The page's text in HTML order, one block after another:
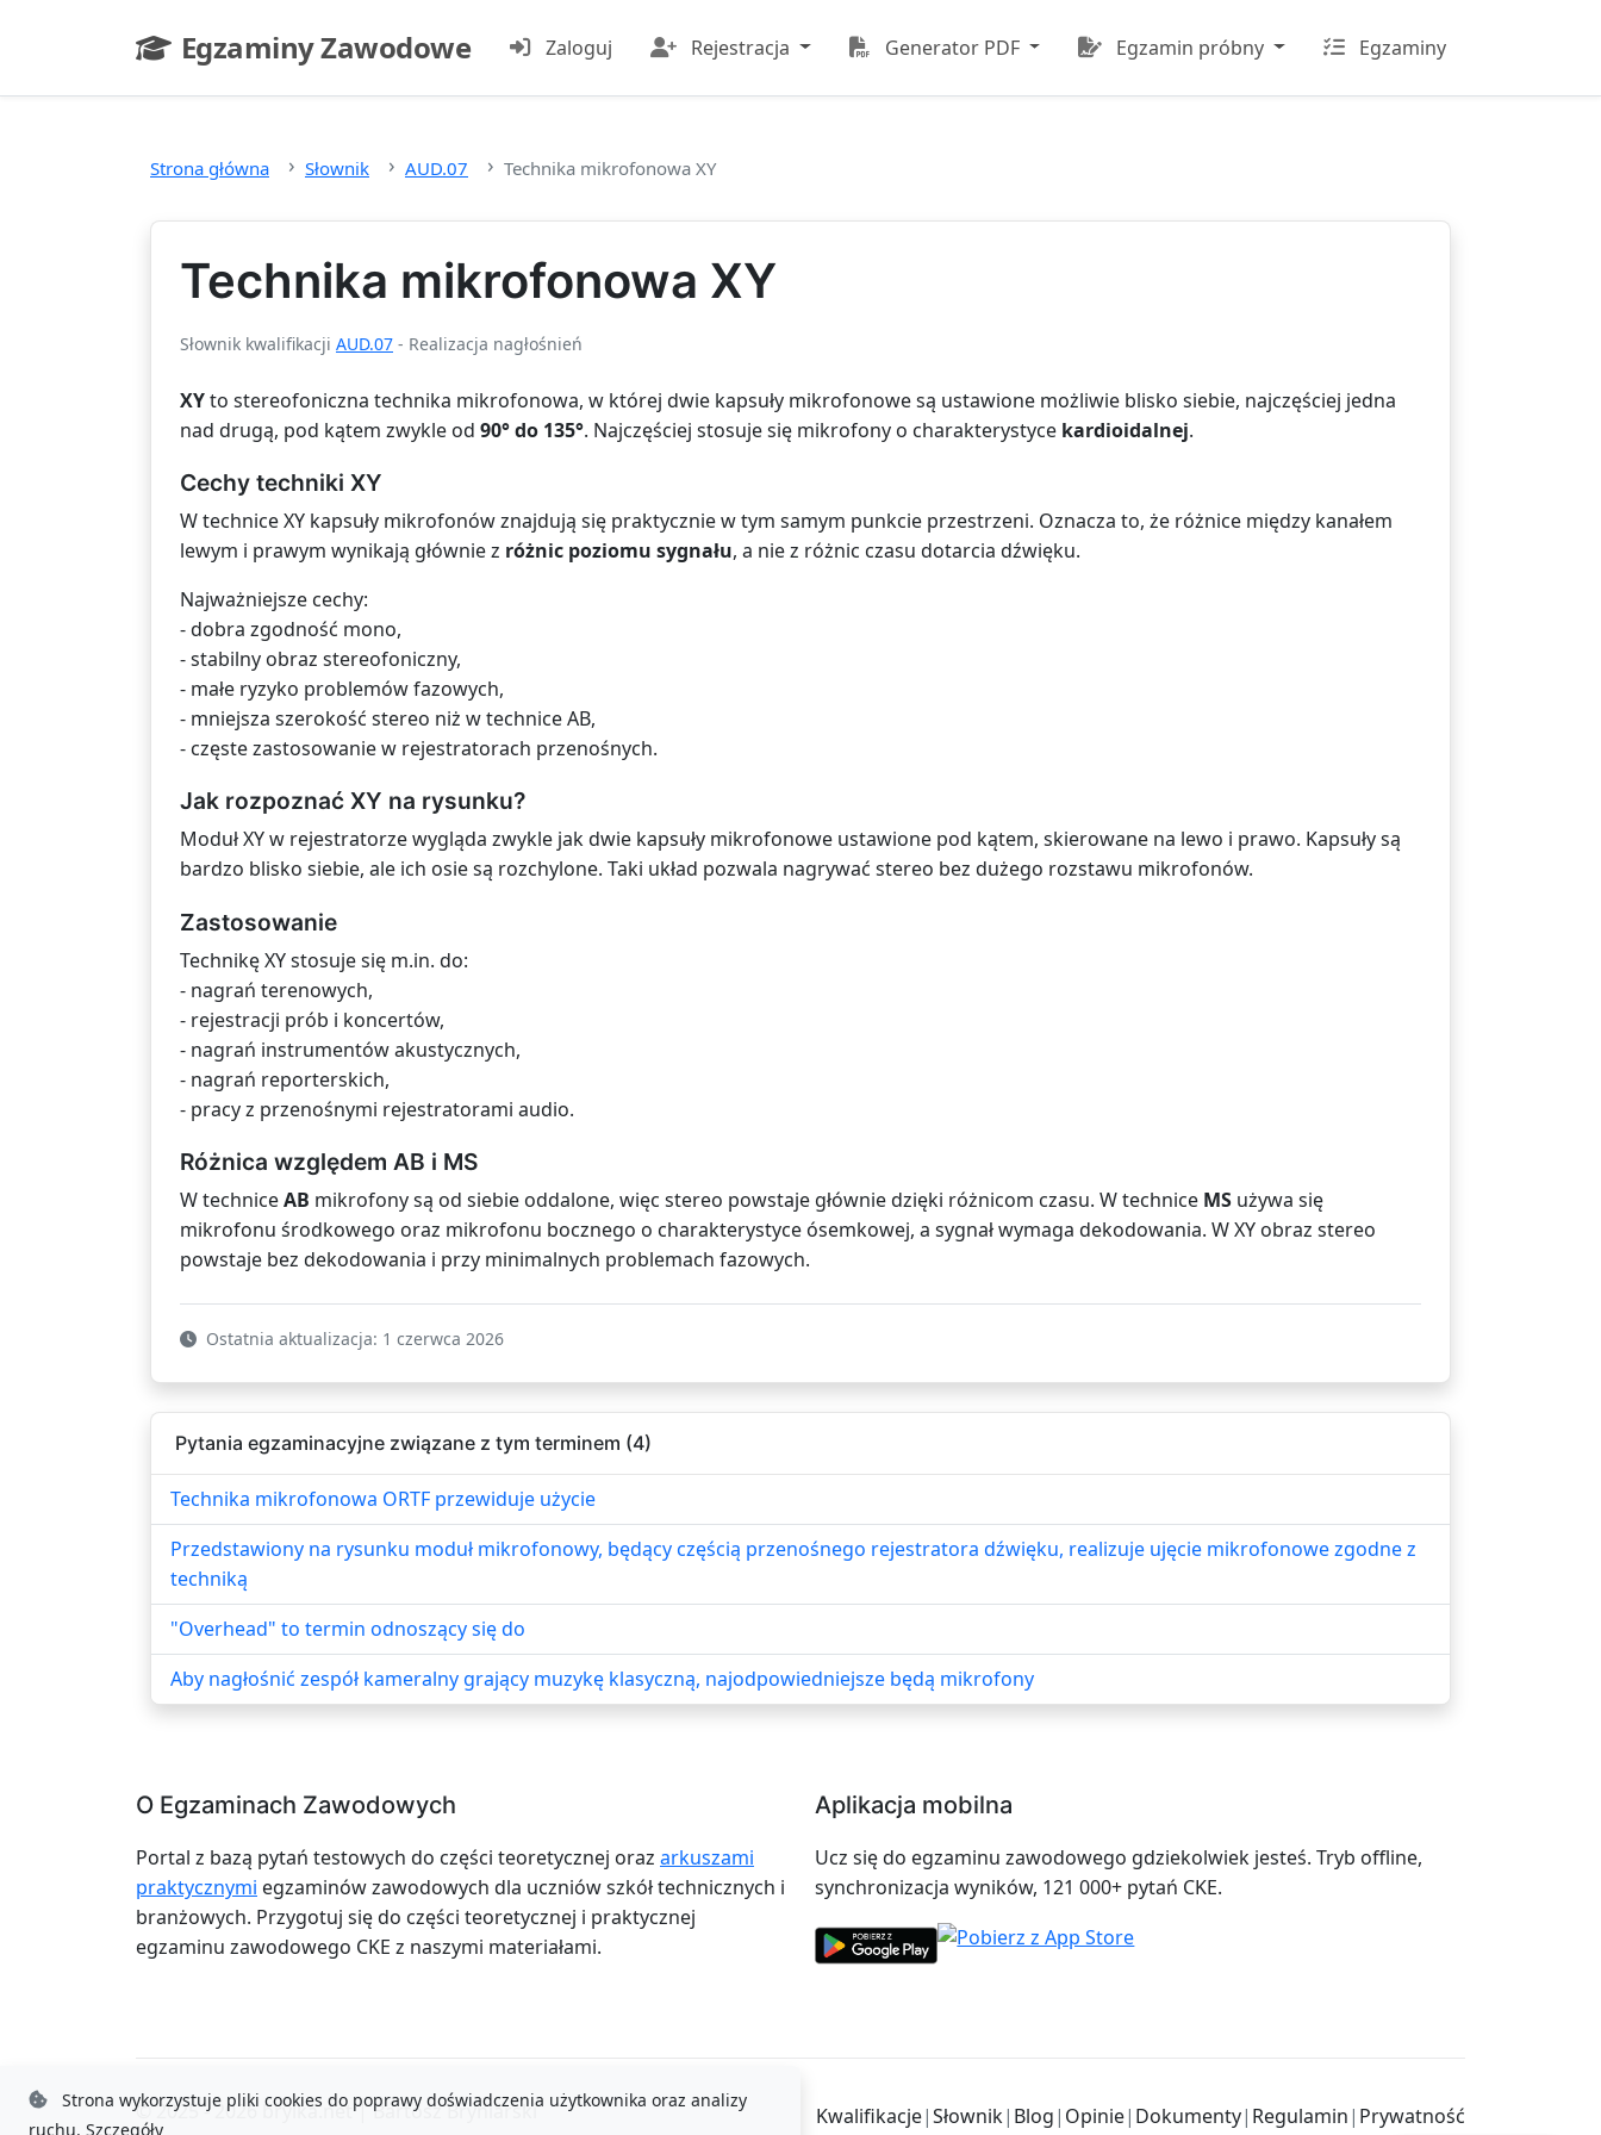
Egzaminy Zawodowe
- strona główna
Zaloguj Rejestracja Generator PDF Egzamin próbny Egzaminy
Strona główna Słownik AUD.07 Technika mikrofonowa XY
Technika mikrofonowa XY
Słownik kwalifikacji AUD.07 - Realizacja nagłośnień
XYto stereofoniczna technika mikrofonowa, w której dwie kapsuły mikrofonowe są ustawione możliwie blisko siebie, najczęściej jedna
nad drugą, pod kątem zwykle od 90° do 135°. Najczęściej stosuje się mikrofony o charakterystyce kardioidalnej.
Cechy techniki XY
W technice XY kapsuły mikrofonów znajdują się praktycznie w tym samym punkcie przestrzeni. Oznacza to, że różnice między kanałem
lewym i prawym wynikają głównie z różnic poziomu sygnału, a nie z różnic czasu dotarcia dźwięku.
Najważniejsze cechy:
- dobra zgodność mono,
- stabilny obraz stereofoniczny,
- małe ryzyko problemów fazowych,
- mniejsza szerokość stereo niż w technice AB,
- częste zastosowanie w rejestratorach przenośnych.
Jak rozpoznać XY na rysunku?
Moduł XY w rejestratorze wygląda zwykle jak dwie kapsuły mikrofonowe ustawione pod kątem, skierowane na lewo i prawo. Kapsuły są
bardzo blisko siebie, ale ich osie są rozchylone. Taki układ pozwala nagrywać stereo bez dużego rozstawu mikrofonów.
Zastosowanie
Technikę XY stosuje się m.in. do:
- nagrań terenowych,
- rejestracji prób i koncertów,
- nagrań instrumentów akustycznych,
- nagrań reporterskich,
- pracy z przenośnymi rejestratorami audio.
Różnica względem AB i MS
W techniceAB mikrofony są od siebie oddalone, więc stereo powstaje głównie dzięki różnicom czasu. W technice MS używa się
mikrofonu środkowego oraz mikrofonu bocznego o charakterystyce ósemkowej, a sygnał wymaga dekodowania. W XY obraz stereo
powstaje bez dekodowania i przy minimalnych problemach fazowych.
Ostatnia aktualizacja: 1 czerwca 2026
Pytania egzaminacyjne związane z tym terminem (4)
Technika mikrofonowa ORTF przewiduje użycie
Przedstawiony na rysunku moduł mikrofonowy, będący częścią przenośnego rejestratora dźwięku, realizuje ujęcie mikrofonowe zgodne z
techniką
"Overhead" to termin odnoszący się do
Aby nagłośnić zespół kameralny grający muzykę klasyczną, najodpowiedniejsze będą mikrofony
O Egzaminach Zawodowych
Portal z bazą pytań testowych do części teoretycznej oraz arkuszami
praktycznymi egzaminów zawodowych dla uczniów szkół technicznych i
branżowych. Przygotuj się do części teoretycznej i praktycznej
egzaminu zawodowego CKE z naszymi materiałami.
Aplikacja mobilna
Ucz się do egzaminu zawodowego gdziekolwiek jesteś. Tryb offline,
synchronizacja wyników, 121 000+ pytań CKE.
© 2025 - 2026 brylka.net |Bartosz Bryniarski Kwalifikacje|Słownik| Blog| Opinie| Dokumenty| Regulamin| Prywatność
Strona wykorzystuje pliki cookies do poprawy doświadczenia użytkownika oraz analizy
ruchu. Szczegóły